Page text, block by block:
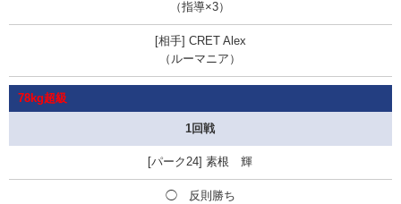
（指導×3）
CRET Alex
（ルーマニア）
78kg超級
1回戦
素根 輝
◯ 反則勝ち